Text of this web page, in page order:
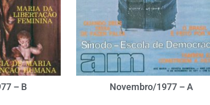
– B Novembro/1977 – A